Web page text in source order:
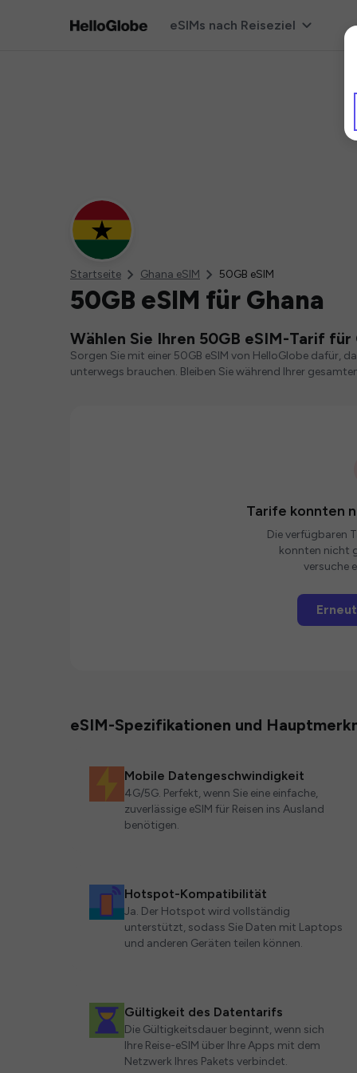
eSIMs nach Reiseziel
Startseite Ghana eSIM 50GB eSIM
50GB eSIM für Ghana
Wählen Sie Ihren 50GB eSIM-Tarif für
Sorgen Sie mit einer 50GB eSIM von HelloGlobe dafür,
unterwegs brauchen. Bleiben Sie während Ihrer
Tarife konnten
Die verfügbaren
konnten nicht
versuche
eSIM-Spezifikationen und
Mobile Datengeschwindigkeit
4G/5G. Perfekt, wenn Sie eine einfache,
zuverlässige eSIM für Reisen ins Ausland
benötigen.
Hotspot-Kompatibilität
Ja. Der Hotspot wird vollständig
unterstützt, sodass Sie Daten mit Laptops
und anderen Geräten teilen können.
Gültigkeit des Datentarifs
Die Gültigkeitsdauer beginnt, wenn sich
Ihre Reise-eSIM über Ihre Apps mit dem
Netzwerk Ihres Pakets verbindet.